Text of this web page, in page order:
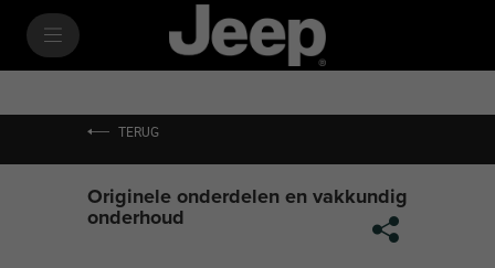
TERUG
Originele onderdelen en vakkundig
onderhoud